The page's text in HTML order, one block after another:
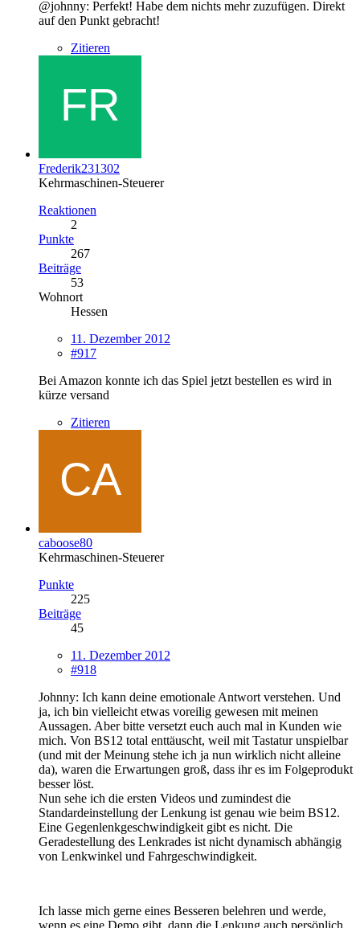
@johnny: Perfekt! Habe dem nichts mehr zuzufügen. Direkt
auf den Punkt gebracht!
Zitieren
Frederik231302
Kehrmaschinen-Steuerer
Reaktionen
2
Punkte
267
Beiträge
53
Wohnort
Hessen
11. Dezember 2012
#917
Bei Amazon konnte ich das Spiel jetzt bestellen es wird in
kürze versand
Zitieren
caboose80
Kehrmaschinen-Steuerer
Punkte
225
Beiträge
45
11. Dezember 2012
#918
Johnny: Ich kann deine emotionale Antwort verstehen. Und
ja, ich bin vielleicht etwas voreilig gewesen mit meinen
Aussagen. Aber bitte versetzt euch auch mal in Kunden wie
mich. Von BS12 total enttäuscht, weil mit Tastatur unspielbar
(und mit der Meinung stehe ich ja nun wirklich nicht alleine
da), waren die Erwartungen groß, dass ihr es im Folgeprodukt
besser löst.
Nun sehe ich die ersten Videos und zumindest die
Standardeinstellung der Lenkung ist genau wie beim BS12.
Eine Gegenlenkgeschwindigkeit gibt es nicht. Die
Geradestellung des Lenkrades ist nicht dynamisch abhängig
von Lenkwinkel und Fahrgeschwindigkeit.
Ich lasse mich gerne eines Besseren belehren und werde,
wenn es eine Demo gibt, dann die Lenkung auch persönlich